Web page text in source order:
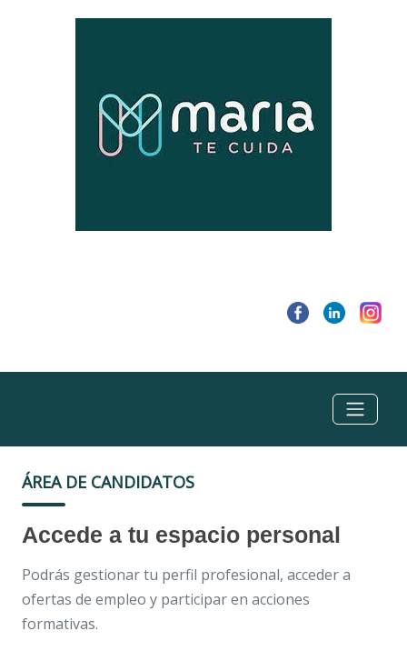
ÁREA DE CANDIDATOS
Accede a tu espacio personal
Podrás gestionar tu perfil profesional, acceder a
ofertas de empleo y participar en acciones
formativas.